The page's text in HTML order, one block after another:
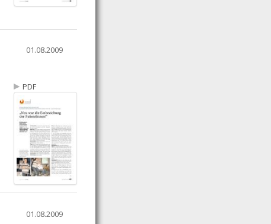
01.08.2009
PDF
01.08.2009